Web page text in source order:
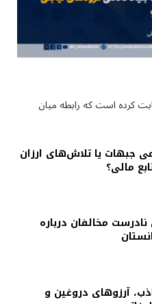
کرده است که رابطه میان
جبهات یا تلاش‌های ارزان
مالی؟
مخالفان درباره
آرزوهای دروغین و